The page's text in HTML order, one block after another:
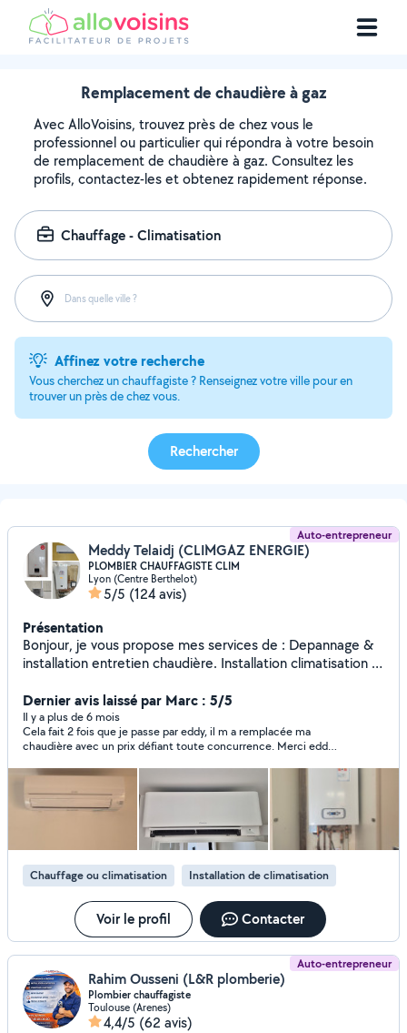
Remplacement de chaudière à gaz
Avec AlloVoisins, trouvez près de chez vous le
professionnel ou particulier qui répondra à votre besoin
de remplacement de chaudière à gaz. Consultez les
profils, contactez-les et obtenez rapidement réponse.
Chauffage - Climatisation
Dans quelle ville ?
Affinez votre recherche
Vous cherchez un chauffagiste ? Renseignez votre ville pour en
trouver un près de chez vous.
Rechercher
Auto-entrepreneur
Meddy Telaidj (CLIMGAZ ENERGIE)
PLOMBIER CHAUFFAGISTE CLIM
Lyon (Centre Berthelot)
5/5 (124 avis)
Présentation
Bonjour, je vous propose mes services de : Depannage &
installation entretien chaudière. Installation climatisation &
chauffage. Desembouage radiateur plancher chauffant.
Installation et mise en service CLIMATISATION
Robineterie cumulus débouchage fuite. Dispo 7/7
déplacement et devis gratuit. TEL :O7 83 05 40 37
Dernier avis laissé par Marc : 5/5
Il y a plus de 6 mois
Cela fait 2 fois que je passe par eddy, il m a remplacée ma
chaudière avec un prix défiant toute concurrence. Merci eddy
chauffage et de l eau chaude. Je recommande les yeux fermés
Chauffage ou climatisation Installation de climatisation
Voir le profil Contacter
Auto-entrepreneur
Rahim Ousseni (L&R plomberie)
Plombier chauffagiste
Toulouse (Arenes)
4,4/5 (62 avis)